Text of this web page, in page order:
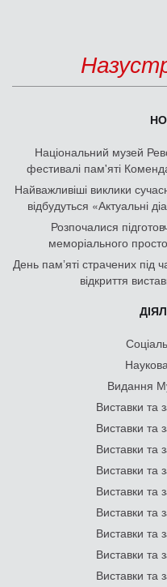
Національний музей
фестивалі пам'яті
Найважливіші виклики
відбудуться «Актуальні
Розпочалися
меморіального
День памʼяті страчених під
відкриття
Видання
Виставки та
Виставки та
Виставки та
Виставки та
Виставки та
Виставки та
Виставки та
Виставки та
Виставки та